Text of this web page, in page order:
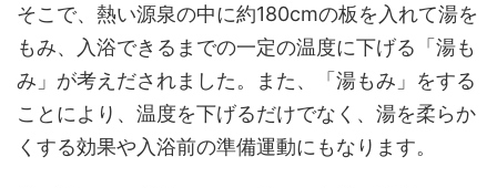
そこで、熱い源泉の中に約180cmの板を入れて湯を
もみ、入浴できるまでの一定の温度に下げる「湯も
み」が考えだされました。また、「湯もみ」をする
ことにより、温度を下げるだけでなく、湯を柔らか
くする効果や入浴前の準備運動にもなります。